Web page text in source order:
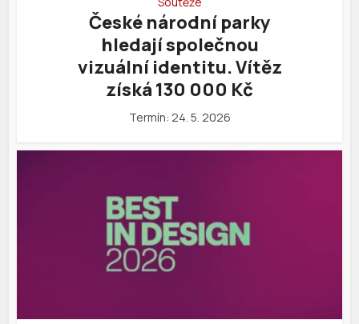
České národní parky
hledají společnou
vizuální identitu. Vítěz
získá 130 000 Kč
Termín: 24. 5. 2026